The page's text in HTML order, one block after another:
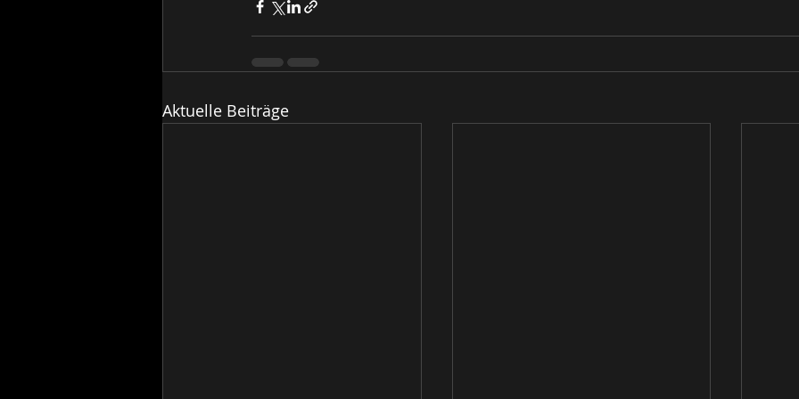
Aktuelle Beiträge